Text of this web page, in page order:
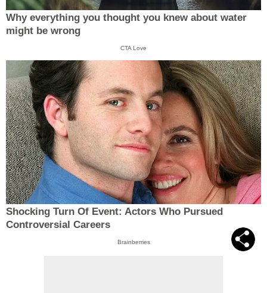
Why everything you thought you knew about water
might be wrong
CTA Love
Shocking Turn Of Event: Actors Who Pursued
Controversial Careers
Brainberries